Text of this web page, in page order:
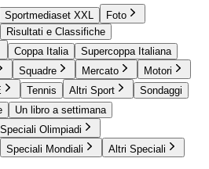
Sportmediaset XXL
Foto
Risultati e Classifiche
Coppa Italia
Supercoppa Italiana
Squadre Mercato
Motori
Tennis Altri Sport
Sondaggi
Un libro a settimana
Speciali Olimpiadi
Speciali Mondiali Altri Speciali